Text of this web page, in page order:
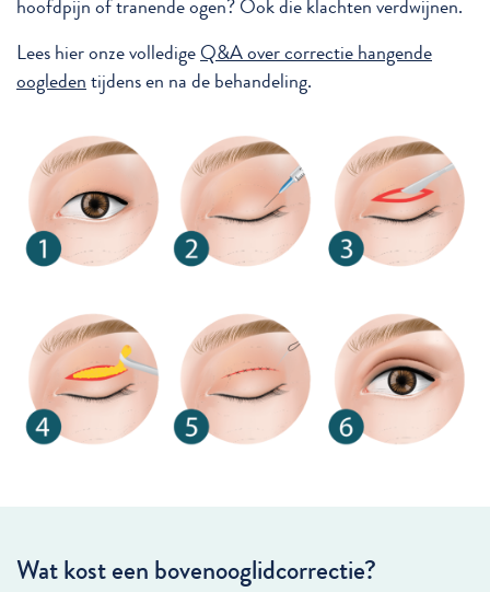
hoofdpijn of tranende ogen? Ook die klachten verdwijnen.
Lees hier onze volledigeQ&A over correctie hangende
oogledentijdens en na de behandeling.
Wat kost een bovenooglidcorrectie?